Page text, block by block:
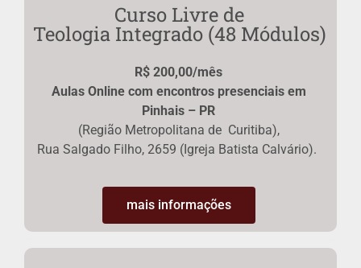
Curso Livre de
Teologia Integrado (48 Módulos)
R$ 200,00/mês
Aulas Online com encontros presenciais em
Pinhais – PR
(Região Metropolitana de Curitiba),
Rua Salgado Filho, 2659 (Igreja Batista Calvário).
mais informações